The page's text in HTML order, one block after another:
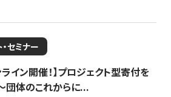
セミナー
イン開催！】プロジェクト型寄付を
団体のこれからに...